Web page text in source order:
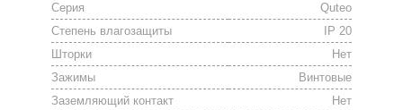
Серия
Quteo
Степень влагозащиты
IP 20
Шторки
Нет
Зажимы
Винтовые
Заземляющий контакт
Нет